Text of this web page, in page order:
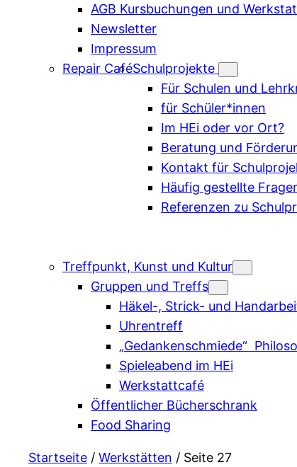
AGB Kursbuchungen und
Newsletter
Impressum
Repair CaféSchulprojekte
Für Schulen und
für Schüler*innen
Im HEi oder vor Ort?
Beratung und
Kontakt für
Häufig gestellte
Referenzen zu
Treffpunkt, Kunst und Kultur
Gruppen und Treffs
Häkel-, Strick- und
Uhrentreff
„Gedankenschmiede“
Spieleabend im HEi
Werkstattcafé
Öffentlicher Bücherschrank
Food Sharing
Startseite / Werkstätten / Seite 27